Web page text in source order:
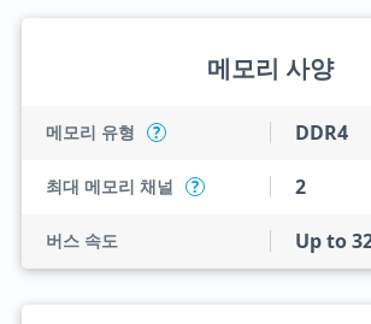
메모리 사양
메모리 유형 ? DDR4
최대 메모리 채널 ? 2
버스 속도 Up to